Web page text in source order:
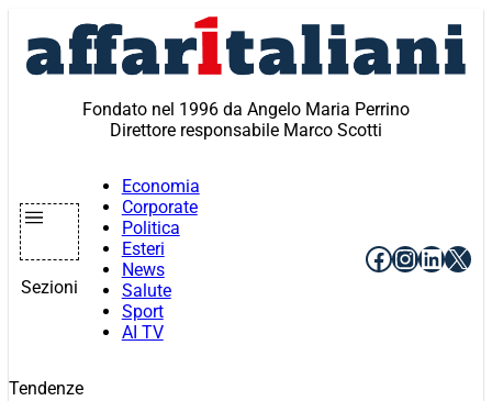
contenuto
Fondato nel 1996 da Angelo Maria Perrino
Direttore responsabile Marco Scotti
Sezioni
Economia
Corporate
Politica
Esteri
News
Salute
Sport
AI TV
Facebook
X
Tendenze